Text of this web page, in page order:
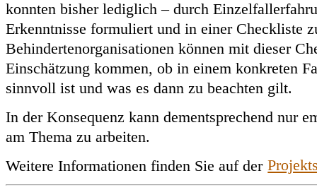
konnten bisher lediglich – durch
Erkenntnisse formuliert und in einer Checkliste
Behindertenorganisationen können mit dieser
Einschätzung kommen, ob in einem konkreten
sinnvoll ist und was es dann zu beachten gilt.
In der Konsequenz kann dementsprechend nur
am Thema zu arbeiten.
Weitere Informationen finden Sie auf der